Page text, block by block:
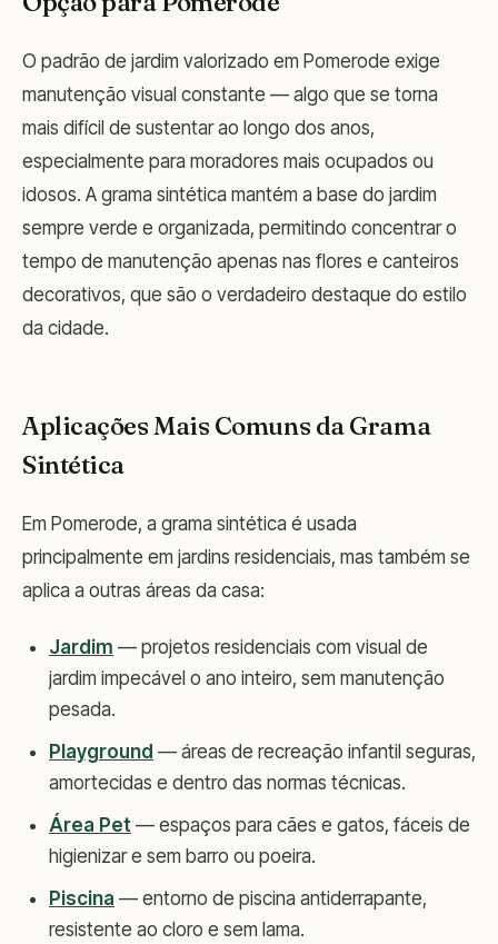
O padrão de jardim valorizado em Pomerode exige
manutenção visual constante — algo que se torna
mais difícil de sustentar ao longo dos anos,
especialmente para moradores mais ocupados ou
idosos. A grama sintética mantém a base do jardim
sempre verde e organizada, permitindo concentrar o
tempo de manutenção apenas nas flores e canteiros
decorativos, que são o verdadeiro destaque do estilo
da cidade.
Aplicações Mais Comuns da Grama
Sintética
Em Pomerode, a grama sintética é usada
principalmente em jardins residenciais, mas também se
aplica a outras áreas da casa:
Jardim — projetos residenciais com visual de
jardim impecável o ano inteiro, sem manutenção
pesada.
Playground — áreas de recreação infantil seguras,
amortecidas e dentro das normas técnicas.
Área Pet — espaços para cães e gatos, fáceis de
higienizar e sem barro ou poeira.
Piscina — entorno de piscina antiderrapante,
resistente ao cloro e sem lama.